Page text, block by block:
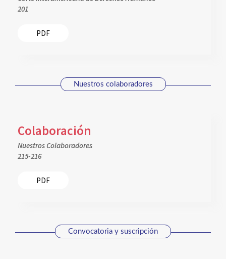
201
PDF
Nuestros colaboradores
Colaboración
Nuestros Colaboradores
215-216
PDF
Convocatoria y suscripción